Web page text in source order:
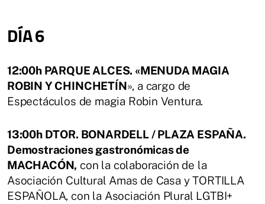
DÍA 6
12:00h PARQUE ALCES. «MENUDA MAGIA
ROBIN Y CHINCHETÍN», a cargo de
Espectáculos de magia Robin Ventura.
13:00h DTOR. BONARDELL / PLAZA ESPAÑA.
Demostraciones gastronómicas de
MACHACÓN, con la colaboración de la
Asociación Cultural Amas de Casa y TORTILLA
ESPAÑOLA, con la Asociación Plural LGTBI+